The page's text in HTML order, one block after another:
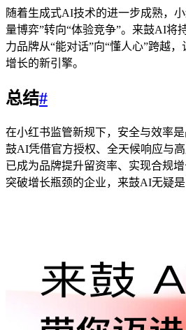
随着生成式AI技术的进一步成熟，
量博弈”转向“体验竞争”。来鼓AI将
力品牌从“能对话”向“懂人心”跨越
增长的新引擎。
总结#
在小红书监管新规下，安全与效率
鼓AI凭借官方授权、全天候响应与高
已成为品牌提升留资率、实现合规
突破增长瓶颈的企业，来鼓AI无疑是